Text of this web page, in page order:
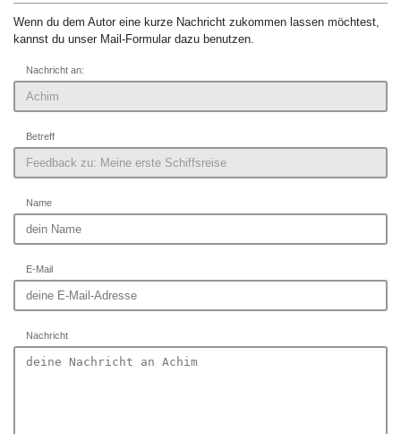
Wenn du dem Autor eine kurze Nachricht zukommen lassen möchtest,
kannst du unser Mail-Formular dazu benutzen.
Nachricht an:
Betreff
Name
E-Mail
Nachricht